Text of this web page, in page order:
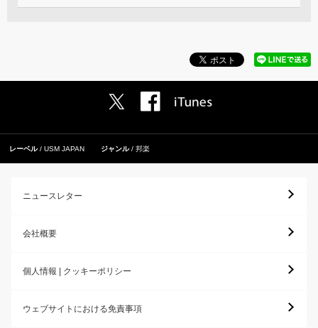
レーベル USM JAPAN ジャンル 邦楽
ニュースレター
会社概要
個人情報 | クッキーポリシー
ウェブサイトにおける免責事項